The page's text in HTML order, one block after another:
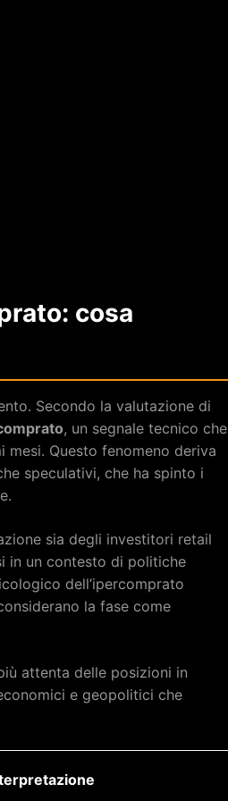
cosa
Secondo la valutazione di
, un segnale tecnico che
mesi. Questo fenomeno deriva
speculativi, che ha spinto i
sia degli investitori retail
in un contesto di politiche
dell’ipercomprato
la fase come
attenta delle posizioni in
e geopolitici che